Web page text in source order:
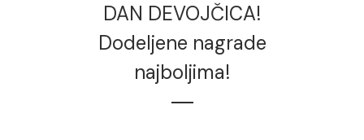
DAN DEVOJČICA!
Dodeljene nagrade
najboljima!